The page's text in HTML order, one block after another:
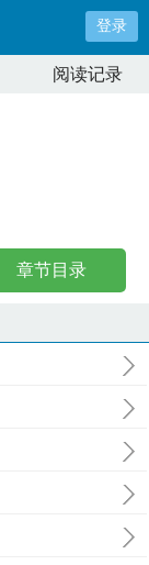
登录
阅读记录
章节目录